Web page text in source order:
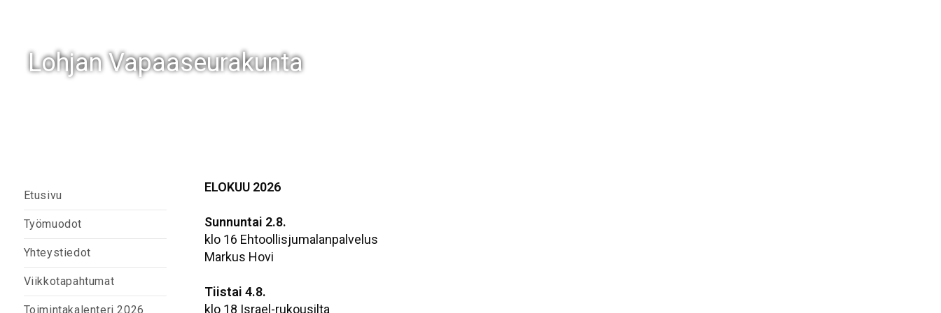
Lohjan Vapaaseurakunta
Etusivu
Työmuodot
Yhteystiedot
Viikkotapahtumat
Toimintakalenteri 2026
ELOKUU 2026
Sunnuntai 2.8.
klo 16 Ehtoollisjumalanpalvelus
Markus Hovi
Tiistai 4.8.
klo 18 Israel-rukousilta